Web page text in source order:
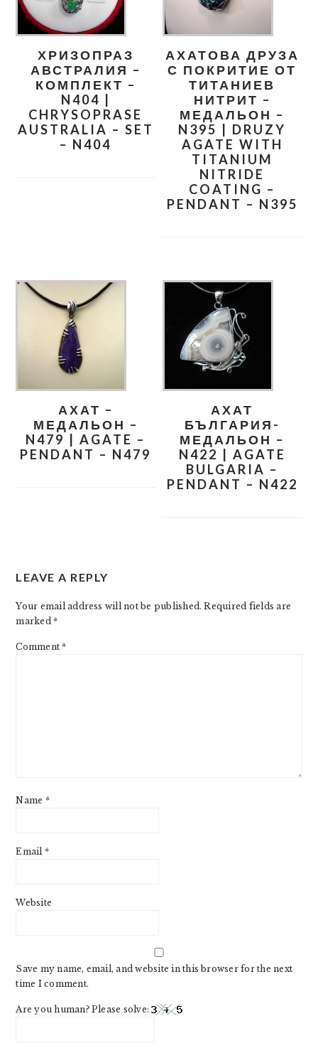
ХРИЗОПРАЗ
АВСТРАЛИЯ –
КОМПЛЕКТ –
N404 |
CHRYSOPRASE
AUSTRALIA – SET
– N404
АХАТОВА ДРУЗА
С ПОКРИТИЕ ОТ
ТИТАНИЕВ
НИТРИТ –
МЕДАЛЬОН –
N395 | DRUZY
AGATE WITH
TITANIUM
NITRIDE
COATING –
PENDANT – N395
АХАТ –
МЕДАЛЬОН –
N479 | AGATE –
PENDANT – N479
АХАТ
БЪЛГАРИЯ-
МЕДАЛЬОН –
N422 | AGATE
BULGARIA –
PENDANT – N422
INTERACTIONS
LEAVE A REPLY
Your email address will not be published. Required fields are
marked*
Comment*
Name *
Email *
Website
Save my name, email, and website in this browser for the next
time I comment.
Are you human? Please solve: